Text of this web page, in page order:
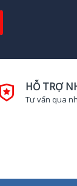
HỖ TRỢ
Tư vấn qua